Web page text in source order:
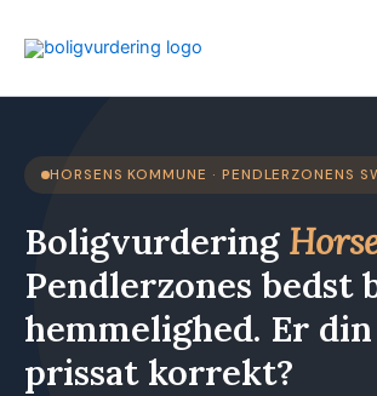
HORSENS KOMMUNE · PENDLERZONENS
Boligvurdering
Pendlerzones bedst
hemmelighed. Er
prissat korrekt?